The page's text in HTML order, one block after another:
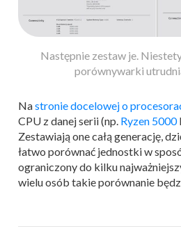
Następnie zestaw je.
porównywarki
Nastronie docelowej o
CPU z danej serii (np. Ryzen 5000
Zestawiają one całą generację,
łatwo porównać jednostki w
ograniczony do kilku
wielu osób takie porównanie